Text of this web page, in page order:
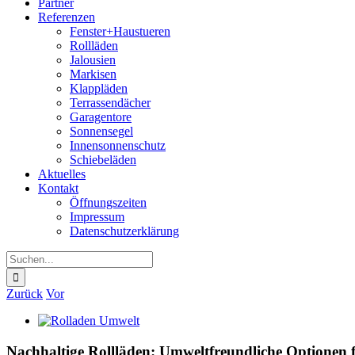
Partner
Referenzen
Fenster+Haustueren
Rollläden
Jalousien
Markisen
Klappläden
Terrassendächer
Garagentore
Sonnensegel
Innensonnenschutz
Schiebeläden
Aktuelles
Kontakt
Öffnungszeiten
Impressum
Datenschutz­erklärung
Suche
nach:
Zurück Vor
Zeige
Bild
Nachhaltige Rollläden: Umweltfreundliche Optionen